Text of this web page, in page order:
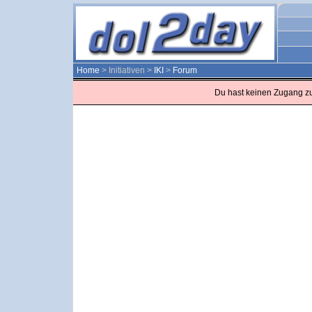
Home > Initiativen > IKI > Forum
Du hast keinen Zugang